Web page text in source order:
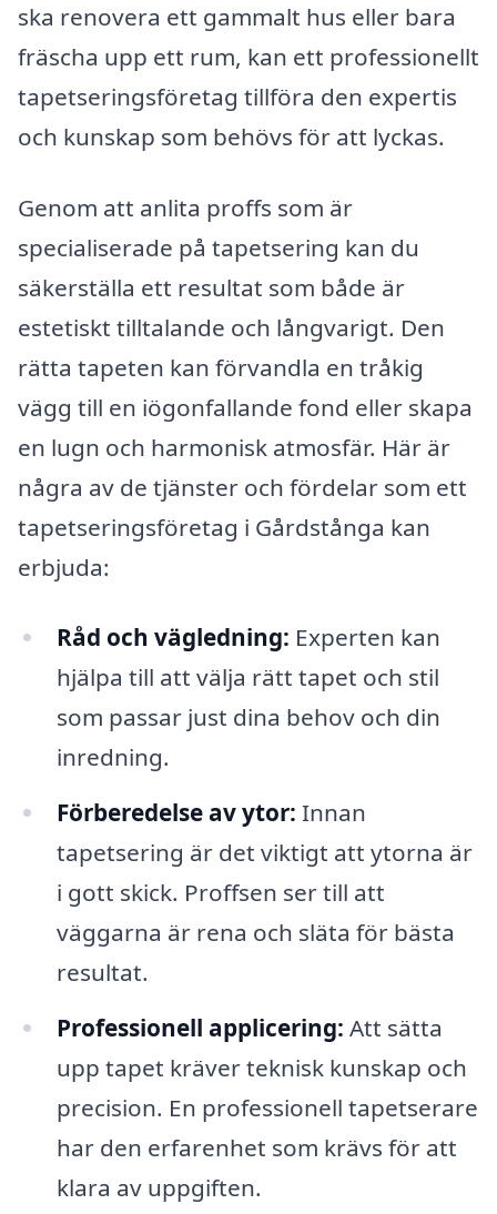
ska renovera ett gammalt hus eller bara
fräscha upp ett rum, kan ett professionellt
tapetseringsföretag tillföra den expertis
och kunskap som behövs för att lyckas.
Genom att anlita proffs som är
specialiserade på tapetsering kan du
säkerställa ett resultat som både är
estetiskt tilltalande och långvarigt. Den
rätta tapeten kan förvandla en tråkig
vägg till en iögonfallande fond eller skapa
en lugn och harmonisk atmosfär. Här är
några av de tjänster och fördelar som ett
tapetseringsföretag i Gårdstånga kan
erbjuda:
Råd och vägledning: Experten kan
hjälpa till att välja rätt tapet och stil
som passar just dina behov och din
inredning.
Förberedelse av ytor: Innan
tapetsering är det viktigt att ytorna är
i gott skick. Proffsen ser till att
väggarna är rena och släta för bästa
resultat.
Professionell applicering: Att sätta
upp tapet kräver teknisk kunskap och
precision. En professionell tapetserare
har den erfarenhet som krävs för att
klara av uppgiften.